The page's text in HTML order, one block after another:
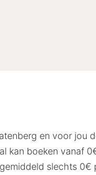
en voor jou
kan boeken vanaf
slechts